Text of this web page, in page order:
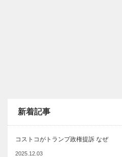
新着記事
コストコがトランプ政権提訴 なぜ
2025.12.03